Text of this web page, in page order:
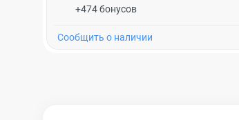
+474 бонусов
Cообщить о наличии